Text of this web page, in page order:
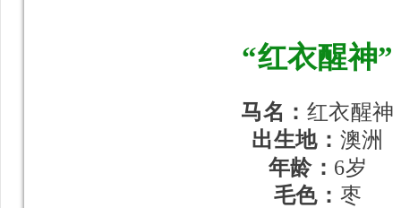
“红衣醒神”
马名： 红衣醒神
出生地： 澳洲
年龄： 6岁
毛色： 枣